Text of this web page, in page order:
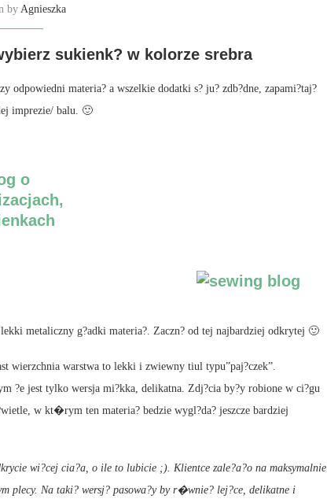
byAgnieszka
sukienk? w kolorze srebra
odpowiedni materia? a wszelkie dodatki s? ju? zdb?dne, zapami?taj?
imprezie/ balu. 🙂
metaliczny g?adki materia?. Zaczn? od tej najbardziej odkrytej 🙂
wierzchnia warstwa to lekki i zwiewny tiul typu”paj?czek”.
?e jest tylko wersja mi?kka, delikatna. Zdj?cia by?y robione w ci?gu
w kt�rym ten materia? bedzie wygl?da? jeszcze bardziej
wi?cej cia?a, o ile to lubicie ;). Klientce zale?a?o na maksymalnie
plecy. Na taki? wersj? pasowa?y by r�wnie? lej?ce, delikatne i